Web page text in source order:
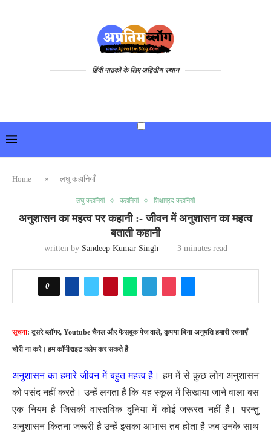
हिंदी पाठकों के लिए अद्वितीय स्थान
Home » लघु कहानियाँ
लघु कहानियाँ कहानियाँ शिक्षाप्रद कहानियाँ
अनुशासन का महत्व पर कहानी :- जीवन में अनुशासन का महत्व
बताती कहानी
written by Sandeep Kumar Singh 3 minutes read
0
सूचना: दूसरे ब्लॉगर, Youtube चैनल और फेसबुक पेज वाले, कृपया बिना अनुमति हमारी रचनाएँ
चोरी ना करे। हम कॉपीराइट क्लेम कर सकते है
अनुशासन का हमारे जीवन में बहुत महत्व है। हम में से कुछ लोग अनुशासन
को पसंद नहीं करते। उन्हें लगता है कि यह स्कूल में सिखाया जाने वाला बस
एक नियम है जिसकी वास्तविक दुनिया में कोई जरूरत नहीं है। परन्तु
अनुशासन कितना जरूरी है उन्हें इसका आभास तब होता है जब उनके साथ